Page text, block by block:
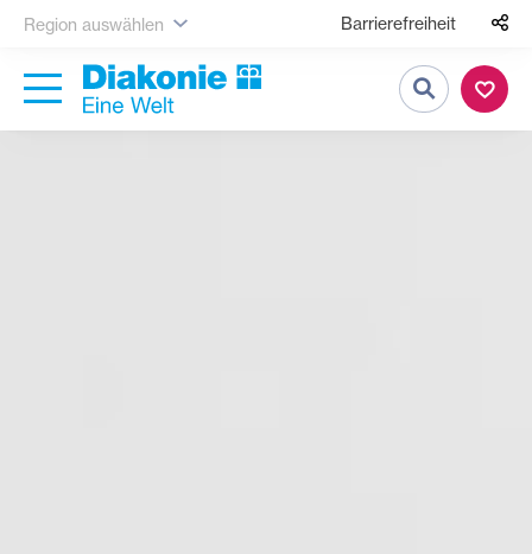
Region auswählen Barrierefreiheit
Suche